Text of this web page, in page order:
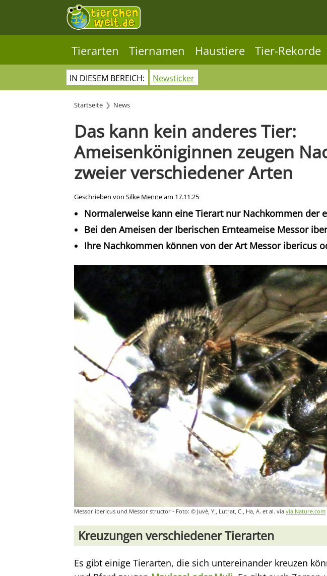
Tierarten Tiernamen Haustiere Tier-Rekorde
IN DIESEM BEREICH: Newsticker
Startseite News
Das kann kein anderes Tier:
Ameisenköniginnen zeugen
zweier verschiedener Arten
Geschrieben von Silke Menneam 17.11.25
Normalerweise kann eine Tierart nur Nachkommen der
Bei den Ameisen der Iberischen Ernteameise Messor
Ihre Nachkommen können von der Art Messor ibericus
Messor ibericus und Messor structor - Foto: © Juvé, Y., Lutrat, C., Ha, A. et al. via via Nature.com
Kreuzungen verschiedener Tierarten
Es gibt einige Tierarten, die sich untereinander kreuzen